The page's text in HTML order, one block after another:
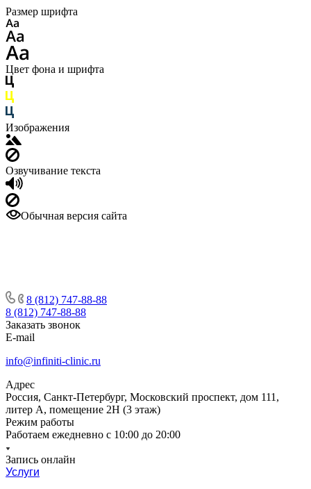
Размер шрифта
Цвет фона и шрифта
Изображения
Озвучивание текста
Обычная версия сайта
8 (812) 747-88-88
8 (812) 747-88-88
Заказать звонок
E-mail
info@infiniti-clinic.ru
Адрес
Россия, Санкт-Петербург, Московский проспект, дом 111,
литер А, помещение 2Н (3 этаж)
Режим работы
Работаем ежедневно с 10:00 до 20:00
Запись онлайн
Услуги